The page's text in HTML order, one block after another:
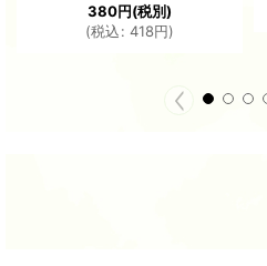
380円(税別)
(税込: 418円)